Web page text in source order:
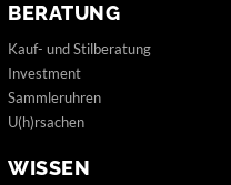
BERATUNG
Kauf- und Stilberatung
Investment
Sammleruhren
U(h)rsachen
WISSEN